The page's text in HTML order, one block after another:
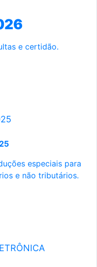
e certidão.
especiais para
e não tributários.